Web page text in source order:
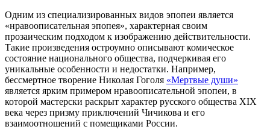
Одним из специализированных видов эпопеи является
«нравоописательная эпопея», характерная своим
прозаическим подходом к изображению действительности.
Такие произведения остроумно описывают комическое
состояние национального общества, подчеркивая его
уникальные особенности и недостатки. Например,
бессмертное творение Николая Гоголя «Мертвые души»
является ярким примером нравоописательной эпопеи, в
которой мастерски раскрыт характер русского общества XIX
века через призму приключений Чичикова и его
взаимоотношений с помещиками России.